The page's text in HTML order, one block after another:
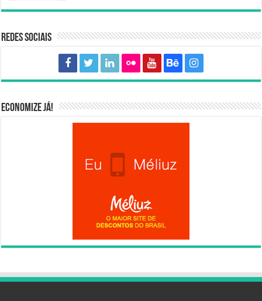
Redes sociais
Economize já!